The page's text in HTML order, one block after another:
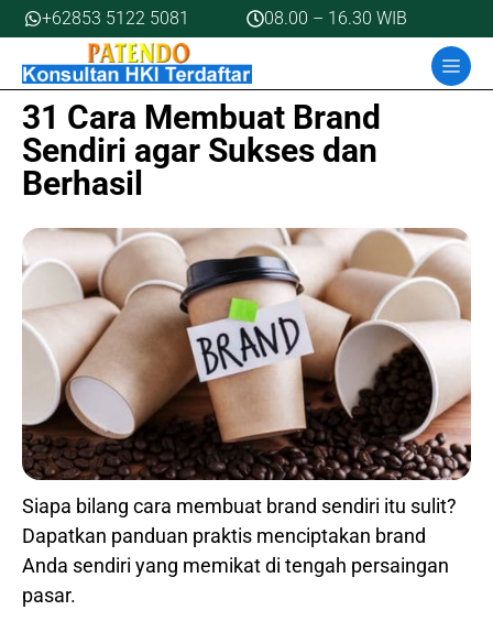
Skip
to
content
+62853 5122 5081 08.00 – 16.30 WIB
31 Cara Membuat Brand
Sendiri agar Sukses dan
Berhasil
Siapa bilang cara membuat brand sendiri itu sulit?
Dapatkan panduan praktis menciptakan brand
Anda sendiri yang memikat di tengah persaingan
pasar.